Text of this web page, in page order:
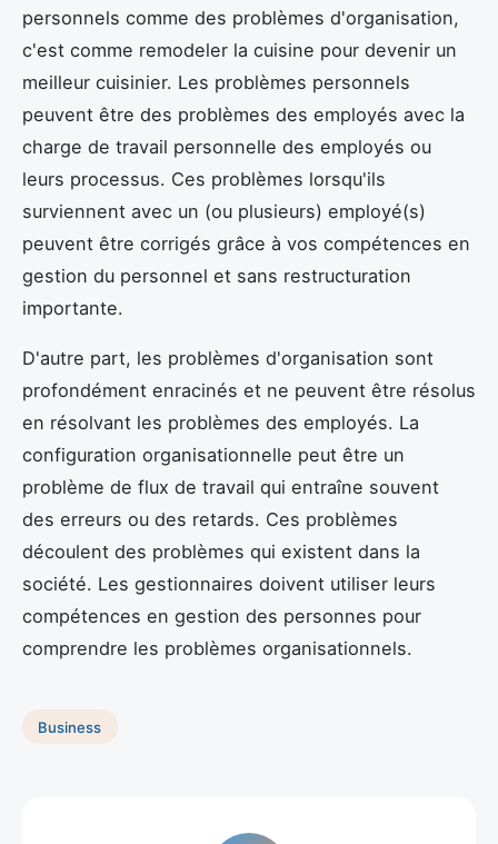
personnels comme des problèmes d'organisation,
c'est comme remodeler la cuisine pour devenir un
meilleur cuisinier. Les problèmes personnels
peuvent être des problèmes des employés avec la
charge de travail personnelle des employés ou
leurs processus. Ces problèmes lorsqu'ils
surviennent avec un (ou plusieurs) employé(s)
peuvent être corrigés grâce à vos compétences en
gestion du personnel et sans restructuration
importante.
D'autre part, les problèmes d'organisation sont
profondément enracinés et ne peuvent être résolus
en résolvant les problèmes des employés. La
configuration organisationnelle peut être un
problème de flux de travail qui entraîne souvent
des erreurs ou des retards. Ces problèmes
découlent des problèmes qui existent dans la
société. Les gestionnaires doivent utiliser leurs
compétences en gestion des personnes pour
comprendre les problèmes organisationnels.
Business